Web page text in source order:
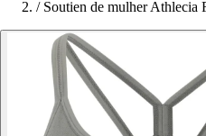
/ Soutien de mulher Athlecia